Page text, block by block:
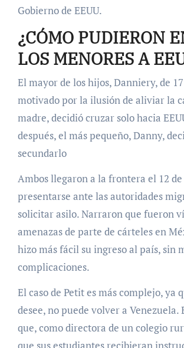
Gobierno de EEUU.
¿CÓMO PUDIERON
LOS MENORES A
El mayor de los hijos, Danniery, de
motivado por la ilusión de aliviar la
madre, decidió cruzar solo hacia
después, el más pequeño, Danny,
secundarlo
Ambos llegaron a la frontera el 12
presentarse ante las autoridades
solicitar asilo. Narraron que fueron
amenazas de parte de cárteles en
hizo más fácil su ingreso al país, sin
complicaciones.
El caso de Petit es más complejo, ya
desee, no puede volver a Venezuela.
que, como directora de un colegio
que sus estudiantes recibieran